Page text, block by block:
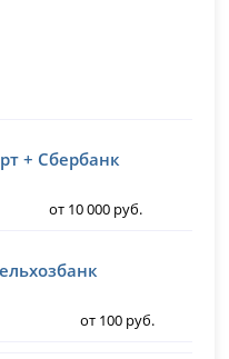
+ Сбербанк
от 10 000 руб.
от 100 руб.